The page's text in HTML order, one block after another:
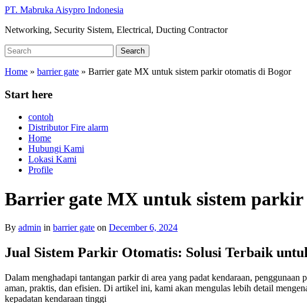
Skip
main
PT. Mabruka Aisypro Indonesia
Networking, Security Sistem, Electrical, Ducting Contractor
Search
for:
Search
Home » barrier gate » Barrier gate MX untuk sistem parkir otomatis di Bogor
Start here
contoh
Distributor Fire alarm
Home
Hubungi Kami
Lokasi Kami
Profile
Barrier gate MX untuk sistem parkir
By admin in barrier gate on December 6, 2024
Jual Sistem Parkir Otomatis: Solusi Terbaik
Dalam menghadapi tantangan parkir di area yang padat kendaraan,
aman, praktis, dan efisien. Di artikel ini, kami akan mengulas lebih detail
kepadatan kendaraan tinggi